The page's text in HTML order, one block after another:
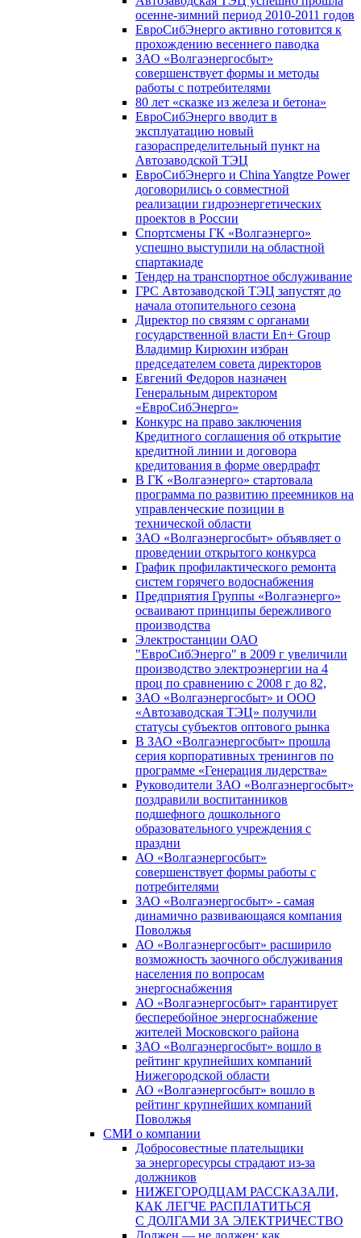
осенне-зимний период 2010-2011 годов
ЕвроСибЭнерго активно готовится к
прохождению весеннего паводка
ЗАО «Волгаэнергосбыт»
совершенствует формы и методы
работы с потребителями
80 лет «сказке из железа и бетона»
ЕвроСибЭнерго вводит в
эксплуатацию новый
газораспределительный пункт на
Автозаводской ТЭЦ
ЕвроСибЭнерго и China Yangtze Power
договорились о совместной
реализации гидроэнергетических
проектов в России
Спортсмены ГК «Волгаэнерго»
успешно выступили на областной
спартакиаде
Тендер на транспортное обслуживание
ГРС Автозаводской ТЭЦ запустят до
начала отопительного сезона
Директор по связям с органами
государственной власти En+ Group
Владимир Кирюхин избран
председателем совета директоров
Евгений Федоров назначен
Генеральным директором
«ЕвроСибЭнерго»
Конкурс на право заключения
Кредитного соглашения об открытие
кредитной линии и договора
кредитования в форме овердрафт
В ГК «Волгаэнерго» стартовала
программа по развитию преемников на
управленческие позиции в
технической области
ЗАО «Волгаэнергосбыт» объявляет о
проведении открытого конкурса
График профилактического ремонта
систем горячего водоснабжения
Предприятия Группы «Волгаэнерго»
осваивают принципы бережливого
производства
Электростанции ОАО
"ЕвроСибЭнерго" в 2009 г увеличили
производство электроэнергии на 4
проц по сравнению с 2008 г до 82,
ЗАО «Волгаэнергосбыт» и ООО
«Автозаводская ТЭЦ» получили
статусы субъектов оптового рынка
В ЗАО «Волгаэнергосбыт» прошла
серия корпоративных тренингов по
программе «Генерация лидерства»
Руководители ЗАО «Волгаэнергосбыт»
поздравили воспитанников
подшефного дошкольного
образовательного учреждения с
праздни
АО «Волгаэнергосбыт»
совершенствует формы работы с
потребителями
ЗАО «Волгаэнергосбыт» - самая
динамично развивающаяся компания
Поволжья
АО «Волгаэнергосбыт» расширило
возможность заочного обслуживания
населения по вопросам
энергоснабжения
АО «Волгаэнергосбыт» гарантирует
бесперебойное энергоснабжение
жителей Московского района
ЗАО «Волгаэнергосбыт» вошло в
рейтинг крупнейших компаний
Нижегородской области
АО «Волгаэнергосбыт» вошло в
рейтинг крупнейших компаний
Поволжья
СМИ о компании
Добросовестные плательщики
за энергоресурсы страдают из-за
должников
НИЖЕГОРОДЦАМ РАССКАЗАЛИ,
КАК ЛЕГЧЕ РАСПЛАТИТЬСЯ
С ДОЛГАМИ ЗА ЭЛЕКТРИЧЕСТВО